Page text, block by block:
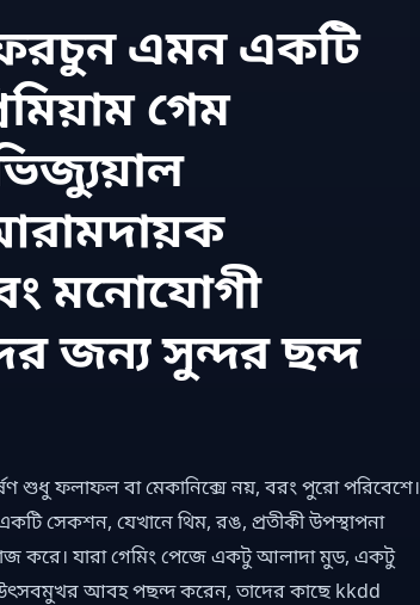
এমন একটি
গেম
মনোযোগী
জন্য সুন্দর ছন্দ
ফলাফল বা মেকানিক্সে নয়, বরং পুরো পরিবেশে।
সেকশন, যেখানে থিম, রঙ, প্রতীকী উপস্থাপনা
করে। যারা গেমিং পেজে একটু আলাদা মুড, একটু
আবহ পছন্দ করেন, তাদের কাছে kkdd